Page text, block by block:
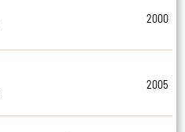
2000
2005